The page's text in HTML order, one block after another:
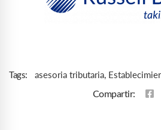
Tags: asesoria tributaria,
Compartir: